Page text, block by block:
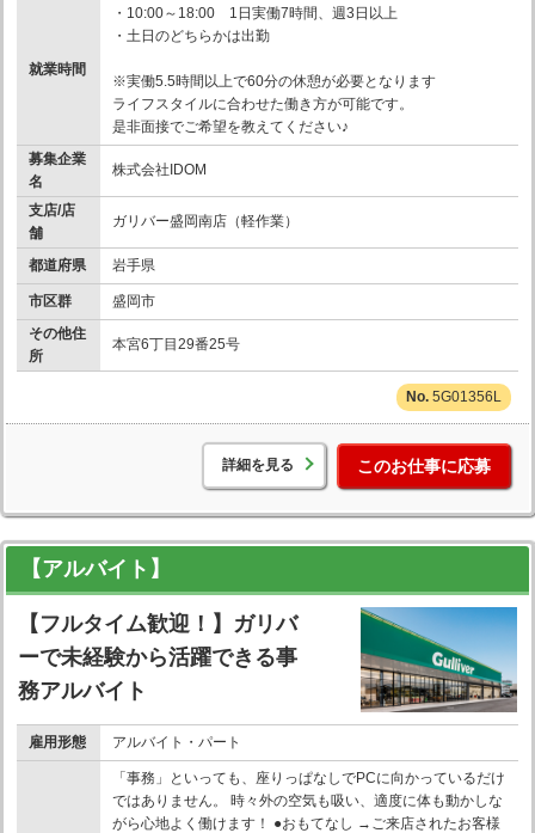
就業時間
・10:00～18:00 1日実働7時間、週3日以上
・土日のどちらかは出勤
※実働5.5時間以上で60分の休憩が必要となります
ライフスタイルに合わせた働き方が可能です。
是非面接でご希望を教えてください♪
募集企業
名
株式会社IDOM
支店/店
舗
ガリバー盛岡南店（軽作業）
都道府県 岩手県
市区群
盛岡市
その他住
所
本宮6丁目29番25号
5G01356L
詳細を見る このお仕事に応募
【アルバイト】
【フルタイム歓迎！】ガリバ
ーで未経験から活躍できる事
務アルバイト
雇用形態 アルバイト・パート
「事務」といっても、座りっぱなしでPCに向かっているだけ
ではありません。 時々外の空気も吸い、適度に体も動かしな
がら心地よく働けます！ ●おもてなし →ご来店されたお客様